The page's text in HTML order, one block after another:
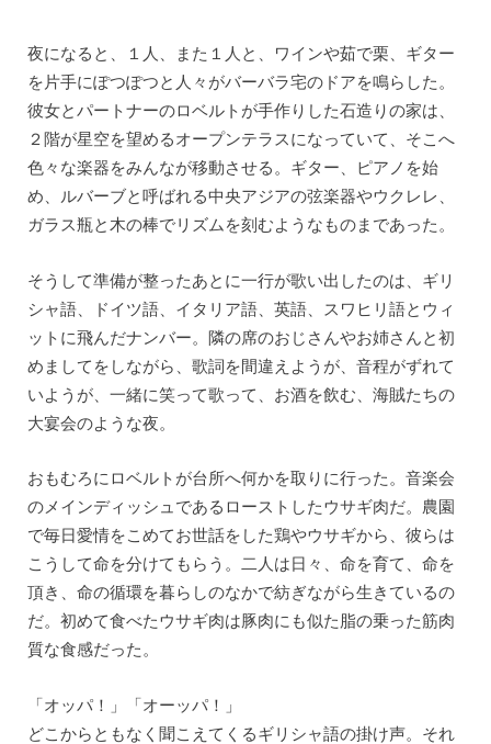
夜になると、１人、また１人と、ワインや茹で栗、ギター
を片手にぽつぽつと人々がバーバラ宅のドアを鳴らした。
彼女とパートナーのロベルトが手作りした石造りの家は、
２階が星空を望めるオープンテラスになっていて、そこへ
色々な楽器をみんなが移動させる。ギター、ピアノを始
め、ルバーブと呼ばれる中央アジアの弦楽器やウクレレ、
ガラス瓶と木の棒でリズムを刻むようなものまであった。
そうして準備が整ったあとに一行が歌い出したのは、ギリ
シャ語、ドイツ語、イタリア語、英語、スワヒリ語とウィ
ットに飛んだナンバー。隣の席のおじさんやお姉さんと初
めましてをしながら、歌詞を間違えようが、音程がずれて
いようが、一緒に笑って歌って、お酒を飲む、海賊たちの
大宴会のような夜。
おもむろにロベルトが台所へ何かを取りに行った。音楽会
のメインディッシュであるローストしたウサギ肉だ。農園
で毎日愛情をこめてお世話をした鶏やウサギから、彼らは
こうして命を分けてもらう。二人は日々、命を育て、命を
頂き、命の循環を暮らしのなかで紡ぎながら生きているの
だ。初めて食べたウサギ肉は豚肉にも似た脂の乗った筋肉
質な食感だった。
「オッパ！」「オーッパ！」
どこからともなく聞こえてくるギリシャ語の掛け声。それ